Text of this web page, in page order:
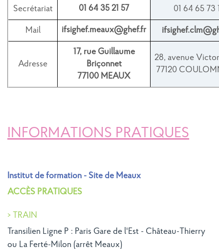
Secrétariat 01 64 35 21 57 01 64 65 73
Mail ifsighef.meaux@ghef.fr
Adresse
17, rue Guillaume
Briçonnet
77100 MEAUX
28, avenue
77120
INFORMATIONS PRATIQUES
Institut de formation - Site de Meaux
ACCÈS PRATIQUES
> TRAIN
Transilien Ligne P : Paris Gare de l'Est - Château-Thierry
ou La Ferté-Milon (arrêt Meaux)